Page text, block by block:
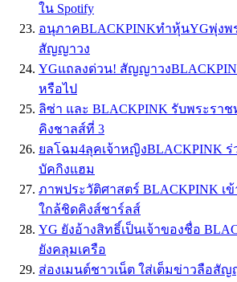
ใน Spotify
อนุภาคBLACKPINKทำหุ้นYGพุ่งพ
สัญญาวง
YGแถลงด่วน! สัญญาวง
หรือไป
ลิซ่า และ BLACKPINK รับพระราช
คิงชาลส์ที่ 3
ยลโฉม4ลุคเจ้าหญิงBLACKPINK
บัคกิงแฮม
ภาพประวัติศาสตร์ BLACKPINK เ
ใกล้ชิดคิงส์ชาร์ลส์
YG ยังอ้างสิทธิ์เป็นเจ้าของชื่อ
ยังคลุมเครือ
ส่องเมนต์ชาวเน็ต ใส่เต็มข่าวลือสั